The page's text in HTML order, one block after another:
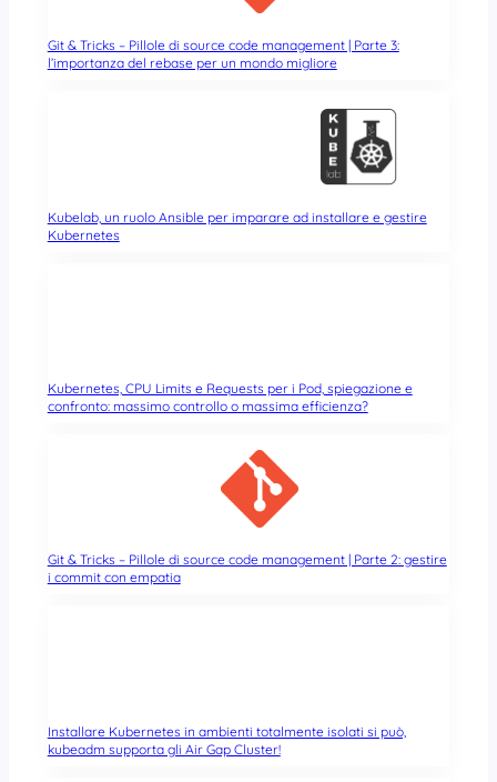
Git & Tricks – Pillole di source code management | Parte 3:
l’importanza del rebase per un mondo migliore
Kubelab, un ruolo Ansible per imparare ad installare e gestire
Kubernetes
Kubernetes, CPU Limits e Requests per i Pod, spiegazione e
confronto: massimo controllo o massima efficienza?
Git & Tricks – Pillole di source code management | Parte 2: gestire
i commit con empatia
Installare Kubernetes in ambienti totalmente isolati si può,
kubeadm supporta gli Air Gap Cluster!